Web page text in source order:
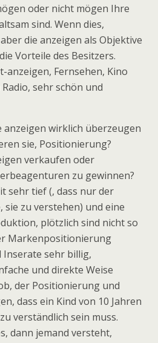
oder nicht mögen Ihre
sind. Wenn dies,
die anzeigen als Objektive
Vorteile des Besitzers.
anzeigen, Fernsehen, Kino
sehr schön und
anzeigen wirklich überzeugen
sie, Positionierung?
verkaufen oder
zu gewinnen?
sehr tief (, dass nur der
sie zu verstehen) und eine
plötzlich sind nicht so
Markenpositionierung
Inserate sehr billig,
und direkte Weise
der Positionierung und
dass ein Kind von 10 Jahren
verständlich sein muss.
dann jemand versteht,